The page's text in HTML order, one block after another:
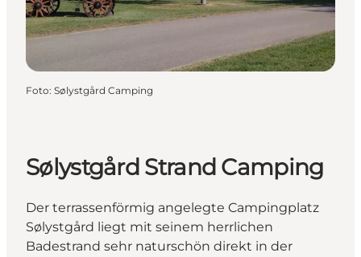
Foto: Sølystgård Camping
Sølystgård Strand Camping
Der terrassenförmig angelegte Campingplatz
Sølystgård liegt mit seinem herrlichen
Badestrand sehr naturschön direkt in der